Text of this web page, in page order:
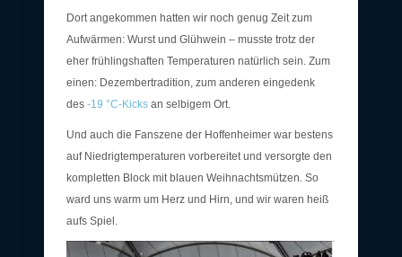
Dort angekommen hatten wir noch genug Zeit zum
Aufwärmen: Wurst und Glühwein – musste trotz der
eher frühlingshaften Temperaturen natürlich sein. Zum
einen: Dezembertradition, zum anderen eingedenk
des -19 °C-Kicks an selbigem Ort.
Und auch die Fanszene der Hoffenheimer war bestens
auf Niedrigtemperaturen vorbereitet und versorgte den
kompletten Block mit blauen Weihnachtsmützen. So
ward uns warm um Herz und Hirn, und wir waren heiß
aufs Spiel.